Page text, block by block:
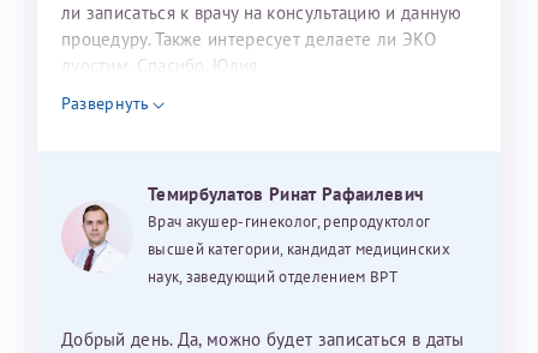
ли записаться к врачу на консультацию и данную
процедуру. Также интересует делаете ли ЭКО
дуостим. Спасибо. Юлия
Развернуть
Темирбулатов Ринат Рафаилевич
Врач акушер-гинеколог, репродуктолог
высшей категории, кандидат медицинских
наук, заведующий отделением ВРТ
Добрый день. Да, можно будет записаться в даты